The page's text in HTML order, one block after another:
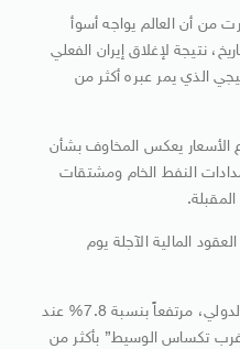
من أن العالم يواجه أسوأ
نتيجة لإغلاق إيران الفعلي
الذي يمر عبره أكثر من
الأسعار يعكس المخاوف بشأن
النفط الخام ومشتقات
المالية الآجلة يوم
واستقر سعر “خام برنت” المقياس الدولي، مرتفعاً بنسبة 7.8% عند
غرب تكساس الوسيط” بأكثر من